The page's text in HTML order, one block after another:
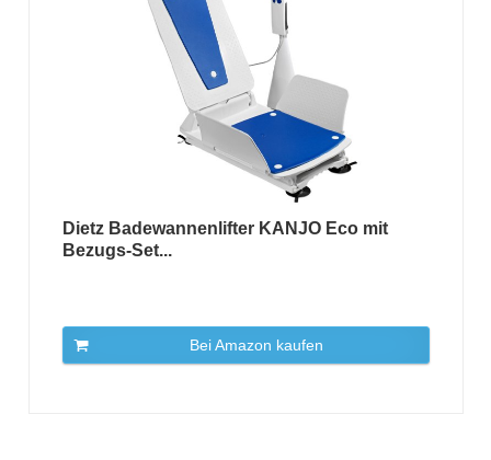
Dietz Badewannenlifter KANJO Eco mit
Bezugs-Set...
Bei Amazon kaufen